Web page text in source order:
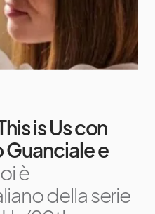
is Us con
e
è
della serie